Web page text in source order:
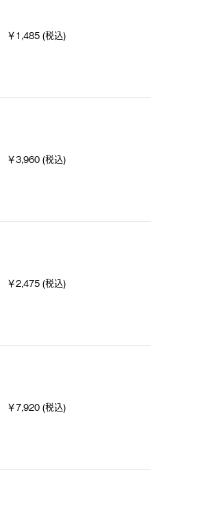
￥1,485 (税込)
￥3,960 (税込)
￥2,475 (税込)
￥7,920 (税込)